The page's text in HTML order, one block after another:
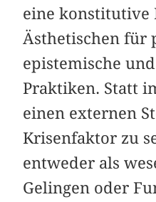
eine konstitutive
Ästhetischen für
epistemische
Praktiken. Statt
einen externen
Krisenfaktor zu
entweder als
Gelingen oder